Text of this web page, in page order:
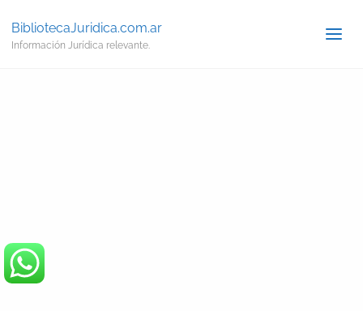
BibliotecaJuridica.com.ar
Información Jurídica relevante.